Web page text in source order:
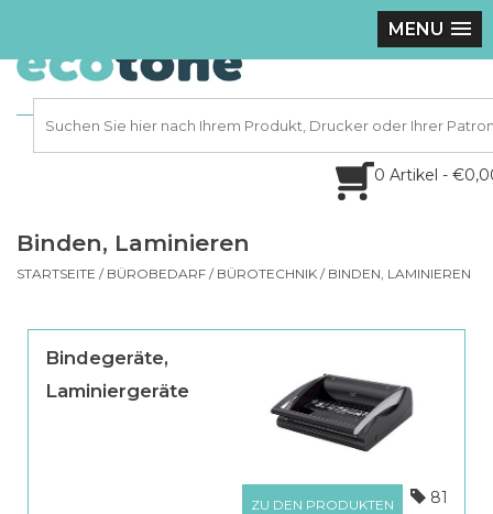
MENU
0 Artikel -
Binden, Laminieren
STARTSEITE / BÜROBEDARF / BÜROTECHNIK / BINDEN, LAMINIEREN
Bindegeräte,
Laminiergeräte
ZU DEN PRODUKTEN 81